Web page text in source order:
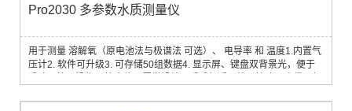
Pro2030 多参数水质测量仪
用于测量 溶解氧（原电池法与极谱法 可选）、 电导率 和 温度1.内置气
压计2. 软件可升级3. 可存储50组数据4. 显示屏、键盘双背景光，便于
可配长1米/4米/10米/20米/30米的电缆以满足不同应用需要8. 电池仓与